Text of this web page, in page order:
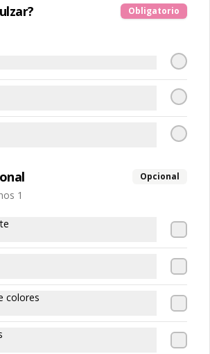
Obligatorio
Opcional
1
colores